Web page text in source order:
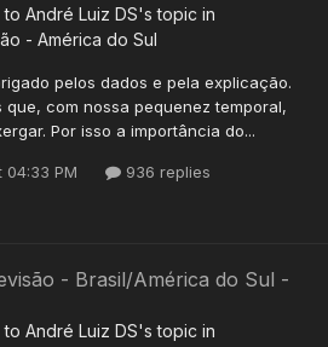
to André Luiz DS's topic in
- América do Sul
pelos dados e pela explicação.
que, com nossa pequenez temporal,
Por isso a importância do...
04:33 PM
936 replies
- Brasil/América do Sul -
to André Luiz DS's topic in